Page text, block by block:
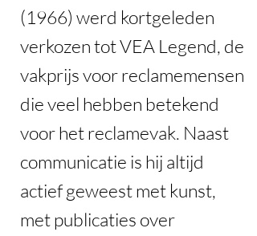
(1966) werd kortgeleden
verkozen tot VEA Legend, de
vakprijs voor reclamemensen
die veel hebben betekend
voor het reclamevak. Naast
communicatie is hij altijd
actief geweest met kunst,
met publicaties over